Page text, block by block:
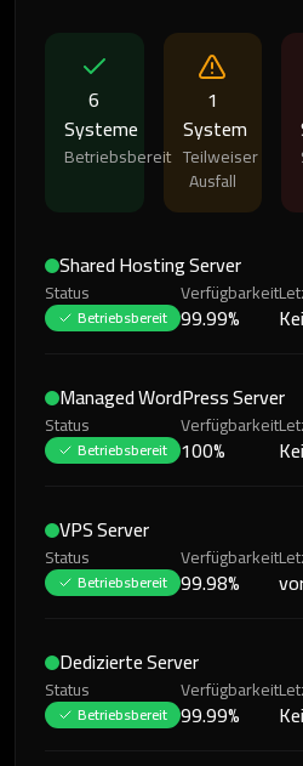
6
Systeme
Betriebsbereit
1
System
Teilweiser
Ausfall
Shared Hosting Server
Status
Betriebsbereit
Verfügbarkeit
99.99%
Managed WordPress Server
Status
Betriebsbereit
Verfügbarkeit
100%
VPS Server
Status
Betriebsbereit
Verfügbarkeit
99.98%
Dedizierte Server
Status
Betriebsbereit
Verfügbarkeit
99.99%